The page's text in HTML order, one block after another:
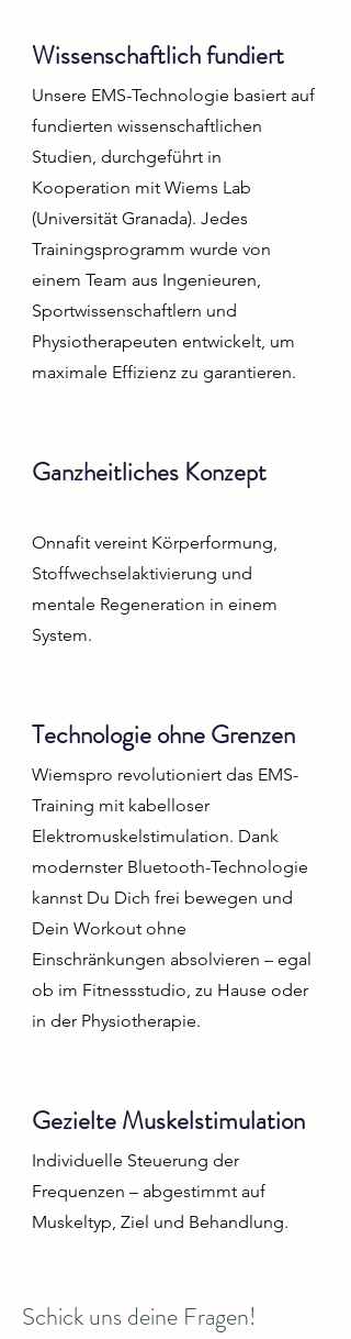
Wissenschaftlich fundiert
Unsere EMS-Technologie basiert auf
fundierten wissenschaftlichen
Studien, durchgeführt in
Kooperation mit Wiems Lab
(Universität Granada). Jedes
Trainingsprogramm wurde von
einem Team aus Ingenieuren,
Sportwissenschaftlern und
Physiotherapeuten entwickelt, um
maximale Effizienz zu garantieren.
Ganzheitliches Konzept
Onnafit vereint Körperformung,
Stoffwechselaktivierung und
mentale Regeneration in einem
System.
Technologie ohne Grenzen
Wiemspro revolutioniert das EMS-
Training mit kabelloser
Elektromuskelstimulation. Dank
modernster Bluetooth-Technologie
kannst Du Dich frei bewegen und
Dein Workout ohne
Einschränkungen absolvieren – egal
ob im Fitnessstudio, zu Hause oder
in der Physiotherapie.
Gezielte Muskelstimulation
Individuelle Steuerung der
Frequenzen – abgestimmt auf
Muskeltyp, Ziel und Behandlung.
Schick uns deine Fragen!